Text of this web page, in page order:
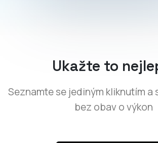
Ukažte to
Seznamte se jediným kliknutím a
bez obav o výkon